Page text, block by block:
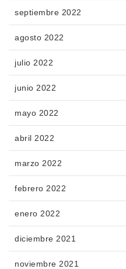
septiembre 2022
agosto 2022
julio 2022
junio 2022
mayo 2022
abril 2022
marzo 2022
febrero 2022
enero 2022
diciembre 2021
noviembre 2021